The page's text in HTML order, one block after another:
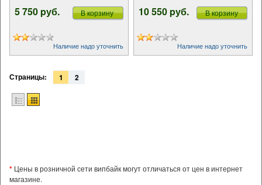
5 750 pуб. В корзину
Наличие надо уточнить
10 550 pуб. В корзину
Наличие надо уточнить
Страницы: 1 2
* Цены в розничной сети випбайк могут отличаться от цен в интернет
магазине.